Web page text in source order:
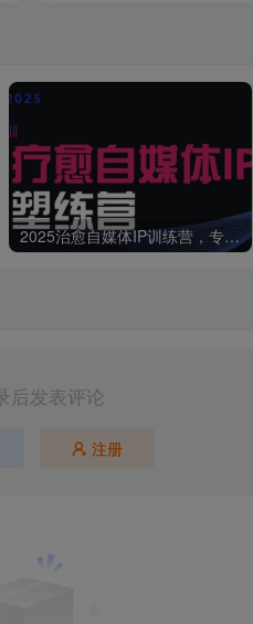
2025治愈自媒体IP训练营，专为疗愈领域从业者打造
后发表评论
注册